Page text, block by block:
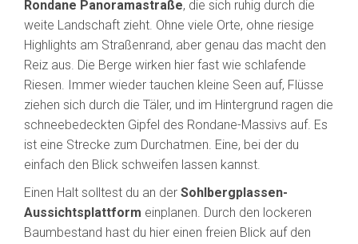
Rondane Panoramastraße, die sich ruhig durch die
weite Landschaft zieht. Ohne viele Orte, ohne riesige
Highlights am Straßenrand, aber genau das macht den
Reiz aus. Die Berge wirken hier fast wie schlafende
Riesen. Immer wieder tauchen kleine Seen auf, Flüsse
ziehen sich durch die Täler, und im Hintergrund ragen die
schneebedeckten Gipfel des Rondane-Massivs auf. Es
ist eine Strecke zum Durchatmen. Eine, bei der du
einfach den Blick schweifen lassen kannst.
Einen Halt solltest du an der Sohlbergplassen-
Aussichtsplattform einplanen. Durch den lockeren
Baumbestand hast du hier einen freien Blick auf den